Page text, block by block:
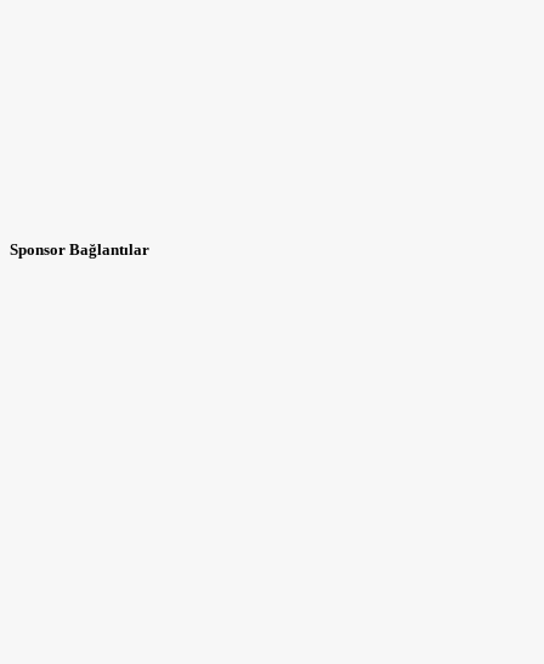
Sponsor Bağlantılar